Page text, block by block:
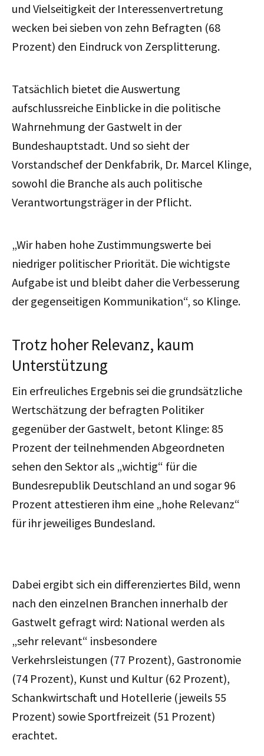
und Vielseitigkeit der Interessenvertretung
wecken bei sieben von zehn Befragten (68
Prozent) den Eindruck von Zersplitterung.
Tatsächlich bietet die Auswertung
aufschlussreiche Einblicke in die politische
Wahrnehmung der Gastwelt in der
Bundeshauptstadt. Und so sieht der
Vorstandschef der Denkfabrik, Dr. Marcel Klinge,
sowohl die Branche als auch politische
Verantwortungsträger in der Pflicht.
„Wir haben hohe Zustimmungswerte bei
niedriger politischer Priorität. Die wichtigste
Aufgabe ist und bleibt daher die Verbesserung
der gegenseitigen Kommunikation“, so Klinge.
Trotz hoher Relevanz, kaum
Unterstützung
Ein erfreuliches Ergebnis sei die grundsätzliche
Wertschätzung der befragten Politiker
gegenüber der Gastwelt, betont Klinge: 85
Prozent der teilnehmenden Abgeordneten
sehen den Sektor als „wichtig“ für die
Bundesrepublik Deutschland an und sogar 96
Prozent attestieren ihm eine „hohe Relevanz“
für ihr jeweiliges Bundesland.
Dabei ergibt sich ein differenziertes Bild, wenn
nach den einzelnen Branchen innerhalb der
Gastwelt gefragt wird: National werden als
„sehr relevant“ insbesondere
Verkehrsleistungen (77 Prozent), Gastronomie
(74 Prozent), Kunst und Kultur (62 Prozent),
Schankwirtschaft und Hotellerie (jeweils 55
Prozent) sowie Sportfreizeit (51 Prozent)
erachtet.